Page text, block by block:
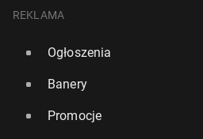
REKLAMA
Ogłoszenia
Banery
Promocje